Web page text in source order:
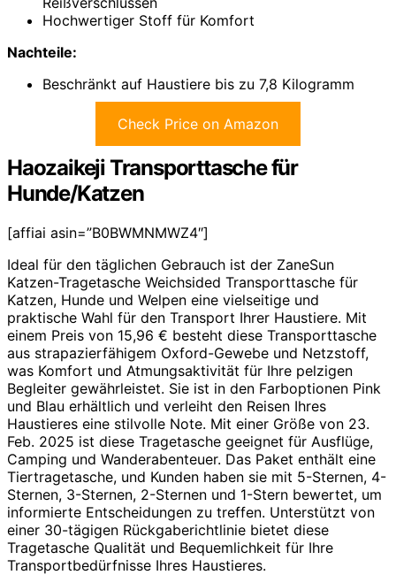
Hochwertiger Stoff für Komfort
Nachteile:
Beschränkt auf Haustiere bis zu 7,8 Kilogramm
Check Price on Amazon
Haozaikeji Transporttasche für
Hunde/Katzen
[affiai asin=”B0BWMNMWZ4″]
Ideal für den täglichen Gebrauch ist der ZaneSun
Katzen-Tragetasche Weichsided Transporttasche für
Katzen, Hunde und Welpen eine vielseitige und
praktische Wahl für den Transport Ihrer Haustiere. Mit
einem Preis von 15,96 € besteht diese Transporttasche
aus strapazierfähigem Oxford-Gewebe und Netzstoff,
was Komfort und Atmungsaktivität für Ihre pelzigen
Begleiter gewährleistet. Sie ist in den Farboptionen Pink
und Blau erhältlich und verleiht den Reisen Ihres
Haustieres eine stilvolle Note. Mit einer Größe von 23.
Feb. 2025 ist diese Tragetasche geeignet für Ausflüge,
Camping und Wanderabenteuer. Das Paket enthält eine
Tiertragetasche, und Kunden haben sie mit 5-Sternen, 4-
Sternen, 3-Sternen, 2-Sternen und 1-Stern bewertet, um
informierte Entscheidungen zu treffen. Unterstützt von
einer 30-tägigen Rückgaberichtlinie bietet diese
Tragetasche Qualität und Bequemlichkeit für Ihre
Transportbedürfnisse Ihres Haustieres.